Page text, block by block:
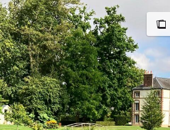
Aller
au
contenu
principal